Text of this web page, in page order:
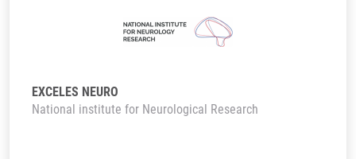
EXCELES NEURO
National institute for Neurological Research